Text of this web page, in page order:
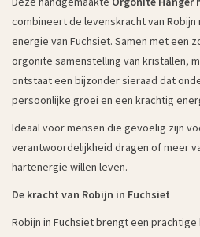
combineert de levenskracht van
energie van Fuchsiet. Samen met een
orgonite samenstelling van kristallen,
ontstaat een bijzonder sieraad dat
persoonlijke groei en een krachtig
Ideaal voor mensen die gevoelig zijn
verantwoordelijkheid dragen of meer
hartenergie willen leven.
De kracht van Robijn in Fuchsiet
Robijn in Fuchsiet brengt een